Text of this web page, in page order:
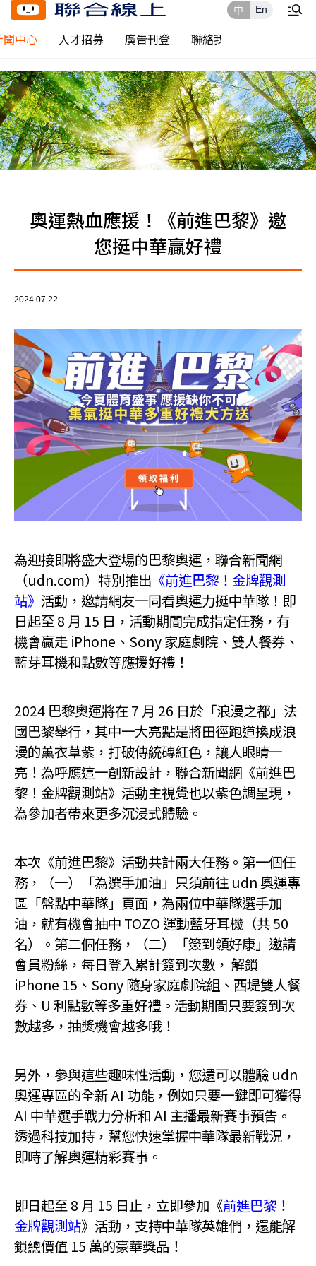
中 En
聞中心 人才招募 廣告刊登 聯絡我們
奧運熱血應援！《前進巴黎》邀
您挺中華贏好禮
2024.07.22
為迎接即將盛大登場的巴黎奧運，聯合新聞網
（udn.com）特別推出 《前進巴黎！金牌觀測
站》 活動，邀請網友一同看奧運力挺中華隊！即
日起至 8 月 15 日，活動期間完成指定任務，有
機會贏走 iPhone、Sony 家庭劇院、雙人餐券、
藍芽耳機和點數等應援好禮！
2024 巴黎奧運將在 7 月 26 日於「浪漫之都」法
國巴黎舉行，其中一大亮點是將田徑跑道換成浪
漫的薰衣草紫，打破傳統磚紅色，讓人眼睛一
亮！為呼應這一創新設計，聯合新聞網《前進巴
黎！金牌觀測站》活動主視覺也以紫色調呈現，
為參加者帶來更多沉浸式體驗。
本次《前進巴黎》活動共計兩大任務。第一個任
務，（一）「為選手加油」只須前往 udn 奧運專
區「盤點中華隊」頁面，為兩位中華隊選手加
油，就有機會抽中 TOZO 運動藍牙耳機（共 50
名）。第二個任務，（二）「簽到領好康」邀請
會員粉絲，每日登入累計簽到次數， 解鎖
iPhone 15、Sony 隨身家庭劇院組、西堤雙人餐
券、U 利點數等多重好禮。活動期間只要簽到次
數越多，抽獎機會越多哦！
另外，參與這些趣味性活動，您還可以體驗 udn
奧運專區的全新 AI 功能，例如只要一鍵即可獲得
AI 中華選手戰力分析和 AI 主播最新賽事預告。
透過科技加持，幫您快速掌握中華隊最新戰況，
即時了解奧運精彩賽事。
即日起至 8 月 15 日止，立即參加《前進巴黎！
金牌觀測站》活動，支持中華隊英雄們，還能解
鎖總價值 15 萬的豪華獎品！